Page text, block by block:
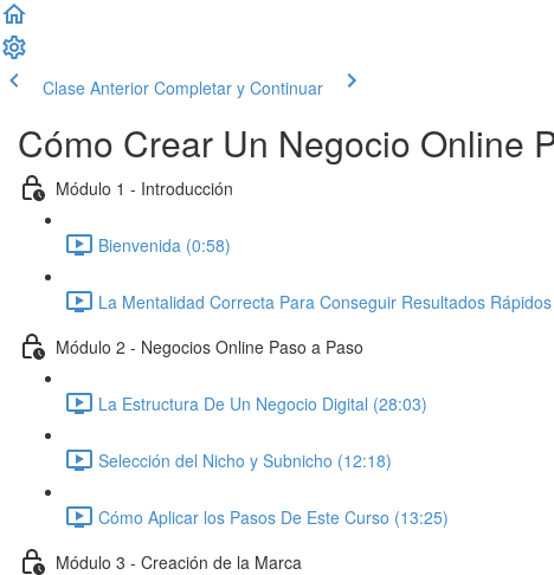
Clase Anterior Completar y Continuar
Cómo Crear Un Negocio Online
Módulo 1 - Introducción
Bienvenida (0:58)
La Mentalidad Correcta Para Conseguir Resultados
Módulo 2 - Negocios Online Paso a Paso
La Estructura De Un Negocio Digital (28:03)
Selección del Nicho y Subnicho (12:18)
Cómo Aplicar los Pasos De Este Curso (13:25)
Módulo 3 - Creación de la Marca